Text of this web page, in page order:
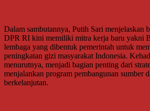
Dalam sambutannya, Putih Sari menjelaskan
DPR RI kini memiliki mitra kerja baru yakni
lembaga yang dibentuk pemerintah untuk
peningkatan gizi masyarakat Indonesia.
menurutnya, menjadi bagian penting dari
menjalankan program pembangunan sumber
berkelanjutan.